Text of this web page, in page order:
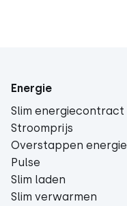
Energie
Slim energiecontract
Stroomprijs
Overstappen energie
Pulse
Slim laden
Slim verwarmen